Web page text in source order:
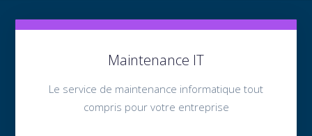
Maintenance IT
Le service de maintenance informatique tout
compris pour votre entreprise